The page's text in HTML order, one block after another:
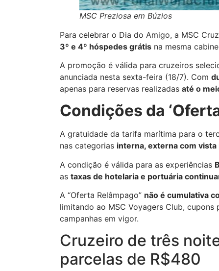
MSC Preziosa em Búzios
Para celebrar o Dia do Amigo, a MSC
3º e 4º hóspedes grátis na mesma
A promoção é válida para cruzeiros
anunciada nesta sexta-feira (18/7). Com
apenas para reservas realizadas até o
Condições da
A gratuidade da tarifa marítima para o
nas categorias interna, externa com vista
A condição é válida para as experiências
as taxas de hotelaria e portuária
A “Oferta Relâmpago” não é cumulativa
limitando ao MSC Voyagers Club,
campanhas em vigor.
Cruzeiro de três
parcelas de R$480